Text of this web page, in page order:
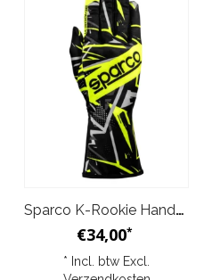
Sparco K-Rookie Handschoenen Zwart Geel
€34,00*
* Incl. btw Excl.